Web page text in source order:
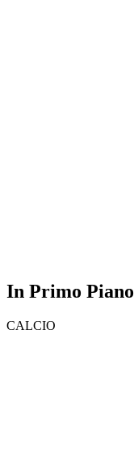
In Primo Piano
CALCIO